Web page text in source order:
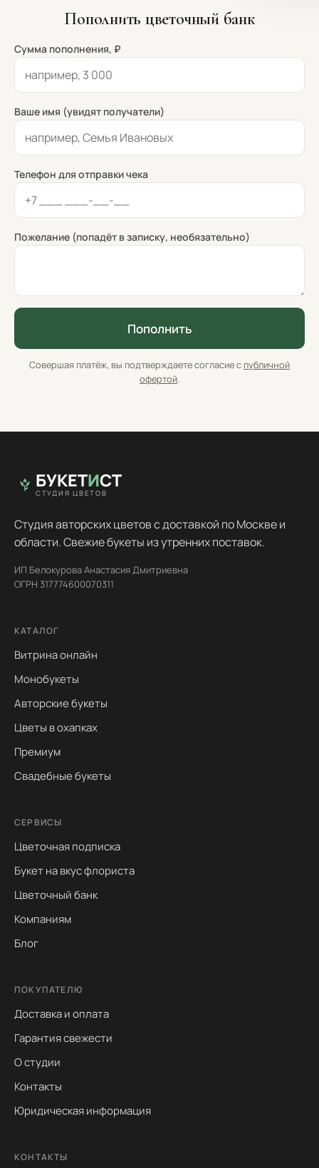
Пополнить цветочный банк
Сумма пополнения, ₽
Ваше имя (увидят получатели)
Телефон для отправки чека
Пожелание (попадёт в записку, необязательно)
Пополнить
Совершая платёж, вы подтверждаете согласие с публичной
офертой.
БУКЕТИСТ
СТУДИЯ ЦВЕТОВ
Студия авторских цветов с доставкой по Москве и
области. Свежие букеты из утренних поставок.
ИП Белокурова Анастасия Дмитриевна
ОГРН 317774600070311
КАТАЛОГ
Витрина онлайн
Монобукеты
Авторские букеты
Цветы в охапках
Премиум
Свадебные букеты
СЕРВИСЫ
Цветочная подписка
Букет на вкус флориста
Цветочный банк
Компаниям
Блог
ПОКУПАТЕЛЮ
Доставка и оплата
Гарантия свежести
О студии
Контакты
Юридическая информация
КОНТАКТЫ